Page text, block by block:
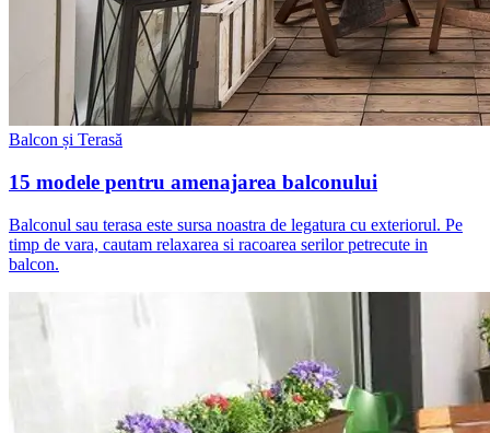
Balcon și Terasă
15 modele pentru amenajarea balconului
Balconul sau terasa este sursa noastra de legatura cu exteriorul. Pe
timp de vara, cautam relaxarea si racoarea serilor petrecute in
balcon.